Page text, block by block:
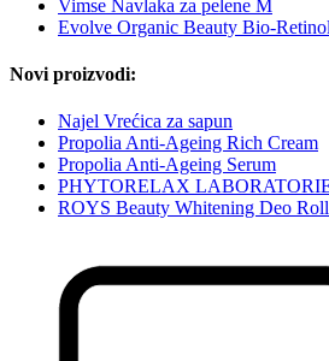
Vimse Navlaka za pelene M
Evolve Organic Beauty Bio-
Novi proizvodi:
Najel Vrećica za sapun
Propolia Anti-Ageing Rich Cream
Propolia Anti-Ageing Serum
PHYTORELAX
ROYS Beauty Whitening Deo